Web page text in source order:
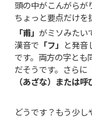
頭の中がこんがらが
ちょっと要点だけを
「甫」がミソみたい
漢音で 「フ」 と発音
です。両方の字とも
だそうです。さらに
（あざな）または
どうです？もう少し